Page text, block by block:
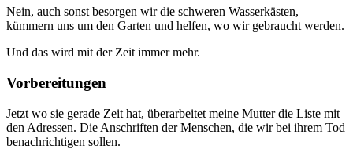
Nein, auch sonst besorgen wir die schweren Wasserkästen,
kümmern uns um den Garten und helfen, wo wir gebraucht werden.
Und das wird mit der Zeit immer mehr.
Vorbereitungen
Jetzt wo sie gerade Zeit hat, überarbeitet meine Mutter die Liste mit
den Adressen. Die Anschriften der Menschen, die wir bei ihrem Tod
benachrichtigen sollen.